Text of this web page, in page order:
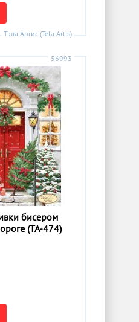
Тэла Артис (Tela Artis)
56993
бисером
(ТА-474)